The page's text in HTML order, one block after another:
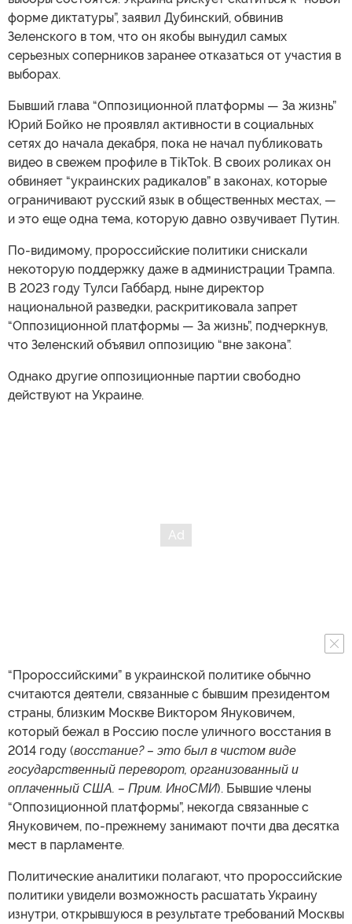
форме диктатуры”, заявил Дубинский, обвинив
Зеленского в том, что он якобы вынудил самых
серьезных соперников заранее отказаться от участия в
выборах.
Бывший глава “Оппозиционной платформы — За жизнь”
Юрий Бойко не проявлял активности в социальных
сетях до начала декабря, пока не начал публиковать
видео в свежем профиле в TikTok. В своих роликах он
обвиняет “украинских радикалов” в законах, которые
ограничивают русский язык в общественных местах, —
и это еще одна тема, которую давно озвучивает Путин.
По-видимому, пророссийские политики снискали
некоторую поддержку даже в администрации Трампа.
В 2023 году Тулси Габбард, ныне директор
национальной разведки, раскритиковала запрет
“Оппозиционной платформы — За жизнь”, подчеркнув,
что Зеленский объявил оппозицию “вне закона”.
Однако другие оппозиционные партии свободно
действуют на Украине.
“Пророссийскими” в украинской политике обычно
считаются деятели, связанные с бывшим президентом
страны, близким Москве Виктором Януковичем,
который бежал в Россию после уличного восстания в
2014 году (восстание? – это был в чистом виде
государственный переворот, организованный и
оплаченный США. – Прим. ИноСМИ). Бывшие члены
“Оппозиционной платформы”, некогда связанные с
Януковичем, по-прежнему занимают почти два десятка
мест в парламенте.
Политические аналитики полагают, что пророссийские
политики увидели возможность расшатать Украину
изнутри, открывшуюся в результате требований Москвы